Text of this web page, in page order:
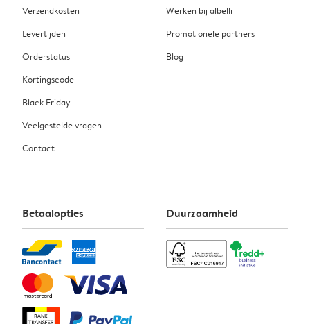
Verzendkosten
Levertijden
Orderstatus
Kortingscode
Black Friday
Veelgestelde vragen
Contact
Werken bij albelli
Promotionele partners
Blog
Betaalopties Duurzaamheid